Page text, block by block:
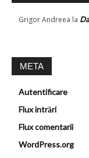
Grigor Andreea la
META
Autentificare
Flux intrări
Flux comentarii
WordPress.org